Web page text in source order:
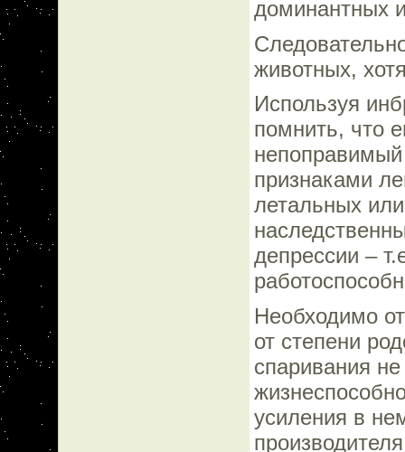
доминантных
животных,
Используя
помнить, что
признаками
летальных
депрессии –
Необходимо
от степени
спаривания
усиления в